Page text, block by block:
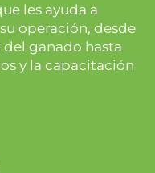
les ayuda a
operación, desde
ganado hasta
y la capacitación